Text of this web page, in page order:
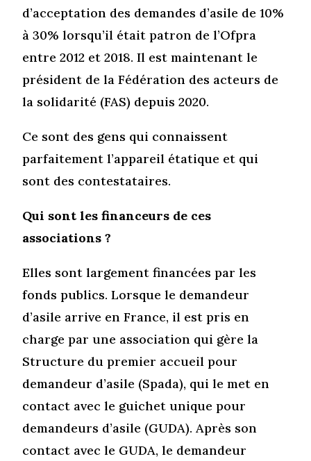
d’acceptation des demandes d’asile de 10%
à 30% lorsqu’il était patron de l’Ofpra
entre 2012 et 2018. Il est maintenant le
président de la Fédération des acteurs de
la solidarité (FAS) depuis 2020.
Ce sont des gens qui connaissent
parfaitement l’appareil étatique et qui
sont des contestataires.
Qui sont les financeurs de ces
associations ?
Elles sont largement financées par les
fonds publics. Lorsque le demandeur
d’asile arrive en France, il est pris en
charge par une association qui gère la
Structure du premier accueil pour
demandeur d’asile (Spada), qui le met en
contact avec le guichet unique pour
demandeurs d’asile (GUDA). Après son
contact avec le GUDA, le demandeur